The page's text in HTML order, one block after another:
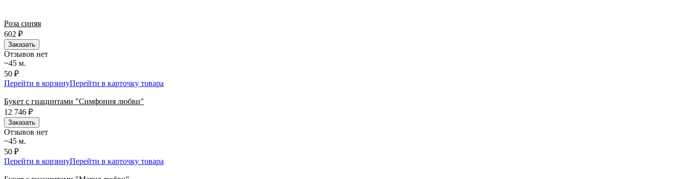
Роза синяя
602 ₽
Заказать
Отзывов нет
~45 м.
50 ₽
Перейти в корзинуПерейти в карточку товара
Букет с гиацинтами "Симфония любви"
12 746 ₽
Заказать
Отзывов нет
~45 м.
50 ₽
Перейти в корзинуПерейти в карточку товара